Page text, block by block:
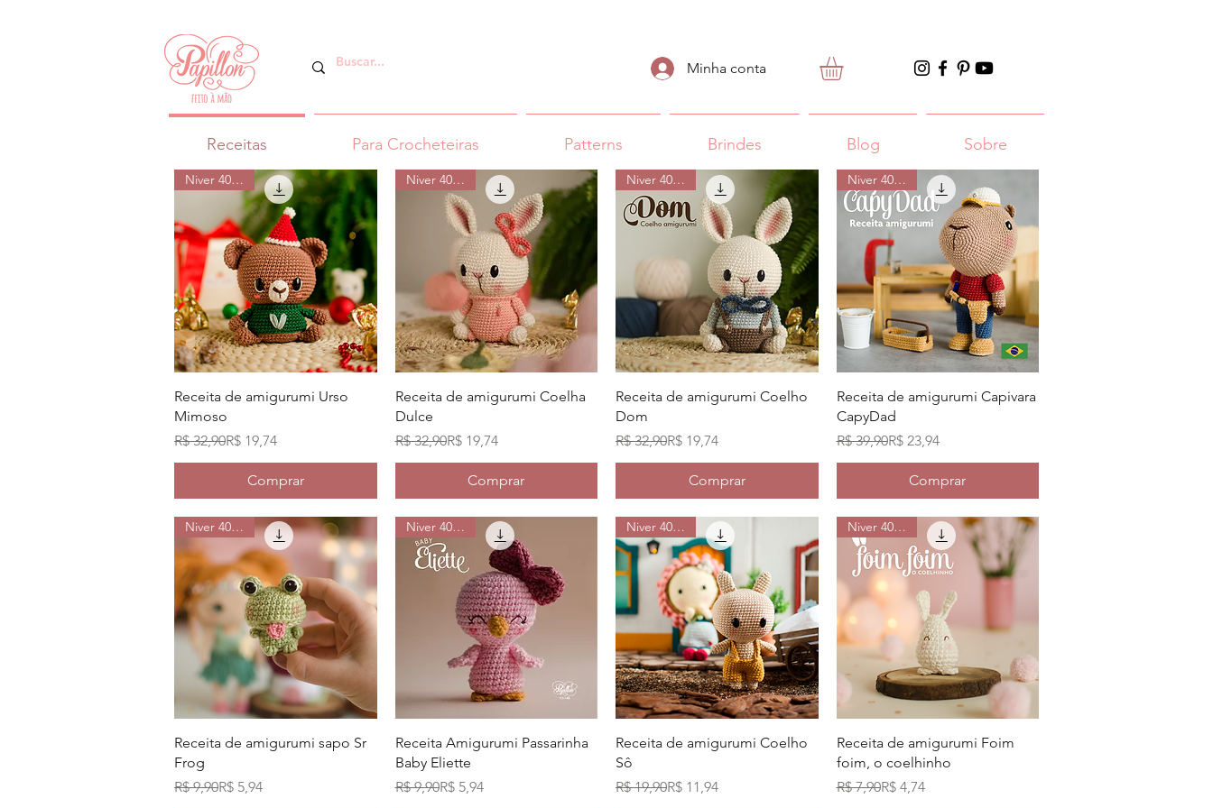
Minha conta
Receitas Para Crocheteiras Patterns Brindes Blog Sobre
Visualização rápida
Niver 40% off
Receita de amigurumi Urso
Mimoso
Preço normal
R$ 32,90
Preço promocional
R$ 19,74
Comprar
Visualização rápida
Niver 40% off
Receita de amigurumi Coelha
Dulce
Preço normal
R$ 32,90
Preço promocional
R$ 19,74
Comprar
Visualização rápida
Niver 40% off
Receita de amigurumi Coelho
Dom
Preço normal
R$ 32,90
Preço promocional
R$ 19,74
Comprar
Visualização rápida
Niver 40% off
Receita de amigurumi Capivara
CapyDad
Preço normal
R$ 39,90
Preço promocional
R$ 23,94
Comprar
Visualização rápida
Niver 40% off
Receita de amigurumi sapo Sr
Frog
Preço normal
R$ 9,90
Preço promocional
R$ 5,94
Visualização rápida
Niver 40% off
Receita Amigurumi Passarinha
Baby Eliette
Preço normal
R$ 9,90
Preço promocional
R$ 5,94
Visualização rápida
Niver 40% off
Receita de amigurumi Coelho
Sô
Preço normal
R$ 19,90
Preço promocional
R$ 11,94
Visualização rápida
Niver 40% off
Receita de amigurumi Foim
foim, o coelhinho
Preço normal
R$ 7,90
Preço promocional
R$ 4,74